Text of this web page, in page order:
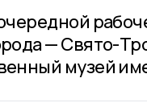
— Свято-
музей